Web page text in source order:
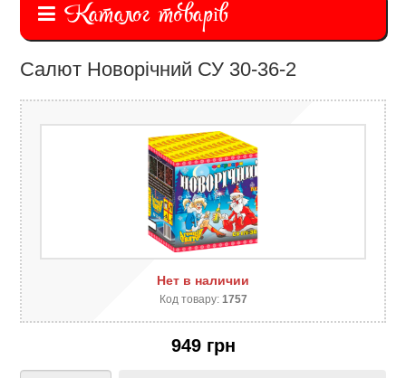
Каталог товарів
Салют Новорічний СУ 30-36-2
Нет в наличии
Код товару: 1757
949 грн